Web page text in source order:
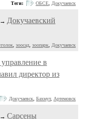
Теги: ОБСЕ Докучаевск
→ Докучаевский
зоосад зоопарк Докучаевск
в
директор из
Докучаевск Бахмут, Артемовск
→ Сарсены